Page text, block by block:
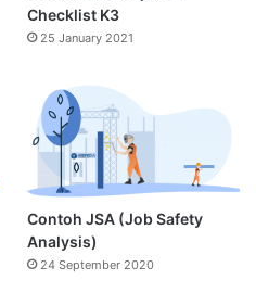
Checklist K3
25 January 2021
Contoh JSA (Job Safety
Analysis)
24 September 2020